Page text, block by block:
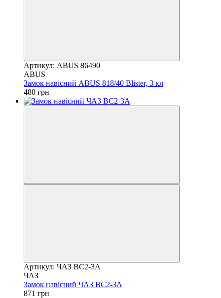
Артикул: ABUS 86490
ABUS
Замок навісний ABUS 818/40 Blister, 3 кл
480 грн
Артикул: ЧАЗ ВС2-3А
ЧАЗ
Замок навісний ЧАЗ ВС2-3А
871 грн